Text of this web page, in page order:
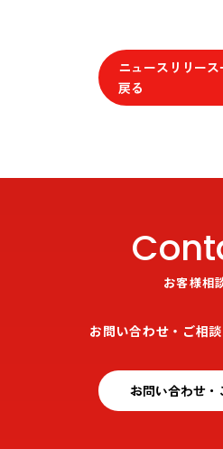
ニュースリリース
戻る
お客様相
お問い合わせ・ご相談
お問い合わせ・